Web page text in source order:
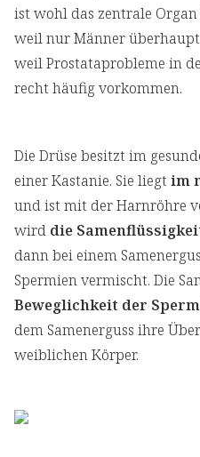
ist wohl das zentrale
weil nur Männer
weil Prostataprobleme in
recht häufig vorkommen.
Die Drüse besitzt im
einer Kastanie. Sie liegt im
und ist mit der Harnröhre
wird die
dann bei einem
Spermien vermischt. Die
Beweglichkeit der
dem Samenerguss ihre
weiblichen Körper.